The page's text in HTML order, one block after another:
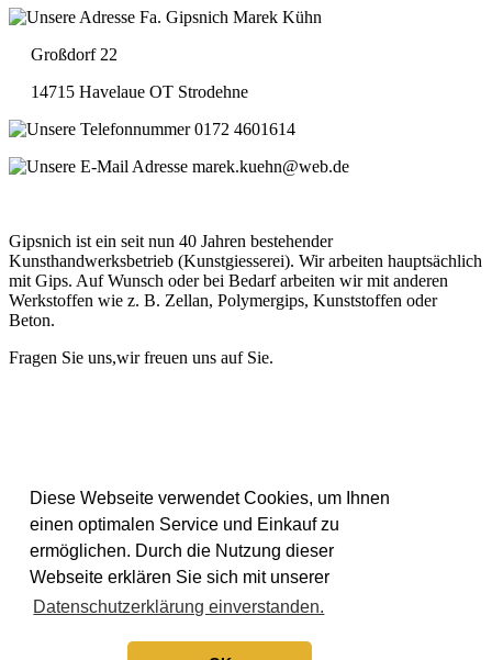
Diese Webseite verwendet Cookies, um Ihnen
einen optimalen Service und Einkauf zu
ermöglichen. Durch die Nutzung dieser
Webseite erklären Sie sich mit unserer
Datenschutzerklärung einverstanden.
Fa. Gipsnich Marek Kühn
Großdorf 22
14715 Havelaue OT Strodehne
0172 4601614
marek.kuehn@web.de
Gipsnich ist ein seit nun 40 Jahren bestehender
Kunsthandwerksbetrieb (Kunstgiesserei). Wir arbeiten hauptsächlich
mit Gips. Auf Wunsch oder bei Bedarf arbeiten wir mit anderen
Werkstoffen wie z. B. Zellan, Polymergips, Kunststoffen oder
Beton.
Fragen Sie uns,wir freuen uns auf Sie.